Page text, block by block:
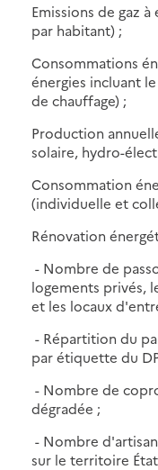
Emissions de gaz
par habitant) ;
Consommations
énergies incluant
de chauffage) ;
Production
solaire, hydro-
Consommation
(individuelle et
Rénovation
- Nombre de
logements privés,
et les locaux
- Répartition du
par étiquette du
- Nombre de
dégradée ;
- Nombre
sur le territoire